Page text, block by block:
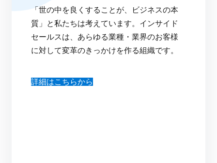
「世の中を良くすることが、ビジネスの本
質」と私たちは考えています。インサイド
セールスは、あらゆる業種・業界のお客様
に対して変革のきっかけを作る組織です。
詳細はこちらから